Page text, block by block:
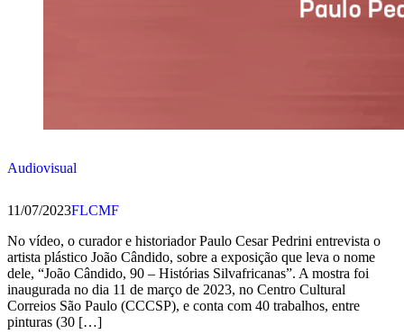
Audiovisual
11/07/2023FLCMF
No vídeo, o curador e historiador Paulo Cesar Pedrini entrevista o
artista plástico João Cândido, sobre a exposição que leva o nome
dele, “João Cândido, 90 – Histórias Silvafricanas”. A mostra foi
inaugurada no dia 11 de março de 2023, no Centro Cultural
Correios São Paulo (CCCSP), e conta com 40 trabalhos, entre
pinturas (30 […]